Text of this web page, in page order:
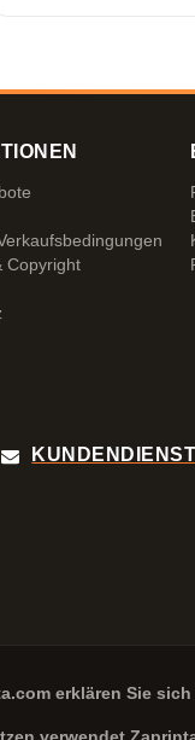
Copyright
KUNDENDIENST
erklären Sie sich